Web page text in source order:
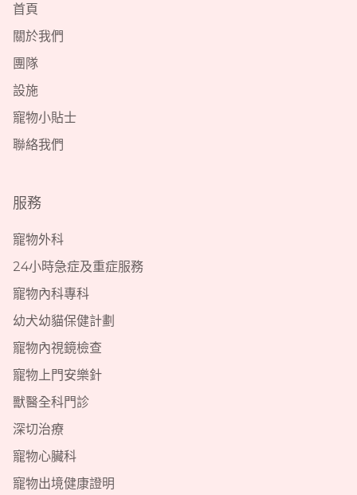
首頁
關於我們
團隊
設施
寵物小貼士
聯絡我們
服務
寵物外科
24小時急症及重症服務
寵物內科專科
幼犬幼貓保健計劃
寵物內視鏡檢查
寵物上門安樂針
獸醫全科門診
深切治療
寵物心臟科
寵物出境健康證明